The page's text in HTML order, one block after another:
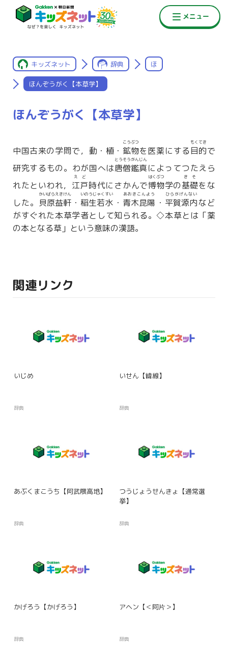
キッズネット 辞典 ほ
ほんぞうがく【本草学】
ほんぞうがく【本草学】
中国古来の学問で，動・植・ 鉱物
こうぶつ
を医薬にする目的
もくてき
で
研究するもの。わが国へは唐僧鑑真
とうそうがんじん
によってつたえら
れたといわれ， 江戸
えど
時代にさかんで博物
はくぶつ
学の基礎
きそ
をな
した。 貝原益軒
かいばらえきけん
・ 稲生若水
いのうじゃくすい
・ 青木昆陽
あおきこんよう
・ 平賀源内
ひらがげんない
など
がすぐれた本草学者として知られる。◇本草とは「薬
の本となる草」という意味の漢語。
関連リンク
いじめ
辞典
いせん【緯線】
辞典
あぶくまこうち【阿武隈高地】
辞典
つうじょうせんきょ【通常選
挙】
辞典
かげろう【かげろう】
辞典
アヘン【＜阿片＞】
辞典